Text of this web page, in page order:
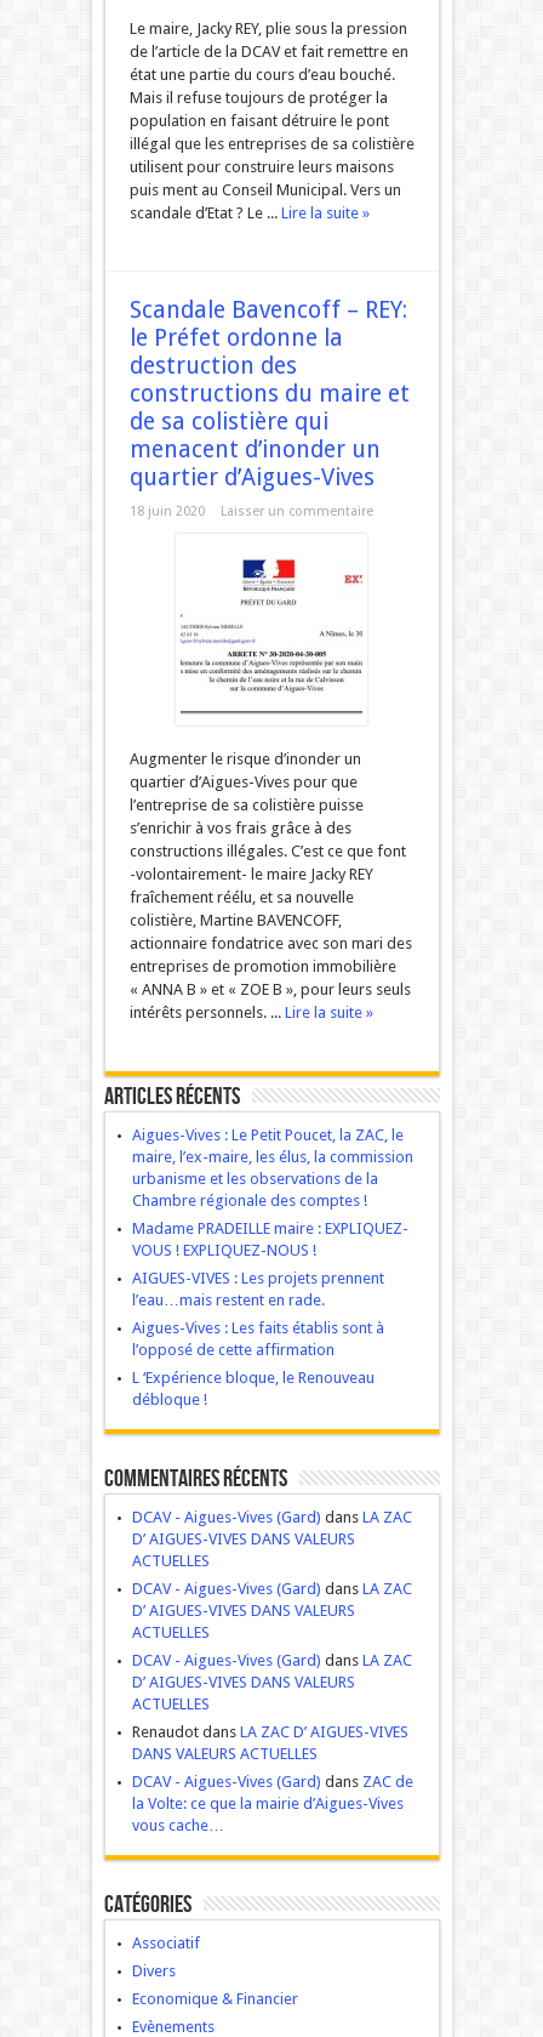
Le maire, Jacky REY, plie sous la pression
de l’article de la DCAV et fait remettre en
état une partie du cours d’eau bouché.
Mais il refuse toujours de protéger la
population en faisant détruire le pont
illégal que les entreprises de sa colistière
utilisent pour construire leurs maisons
puis ment au Conseil Municipal. Vers un
scandale d’Etat ? Le ... Lire la suite »
Scandale Bavencoff – REY:
le Préfet ordonne la
destruction des
constructions du maire et
de sa colistière qui
menacent d’inonder un
quartier d’Aigues-Vives
18 juin 2020 Laisser un commentaire
Augmenter le risque d’inonder un
quartier d’Aigues-Vives pour que
l’entreprise de sa colistière puisse
s’enrichir à vos frais grâce à des
constructions illégales. C’est ce que font
-volontairement- le maire Jacky REY
fraîchement réélu, et sa nouvelle
colistière, Martine BAVENCOFF,
actionnaire fondatrice avec son mari des
entreprises de promotion immobilière
« ANNA B » et « ZOE B », pour leurs seuls
intérêts personnels. ... Lire la suite »
Articles récents
Aigues-Vives : Le Petit Poucet, la ZAC, le
maire, l’ex-maire, les élus, la commission
urbanisme et les observations de la
Chambre régionale des comptes !
Madame PRADEILLE maire : EXPLIQUEZ-
VOUS ! EXPLIQUEZ-NOUS !
AIGUES-VIVES : Les projets prennent
l’eau…mais restent en rade.
Aigues-Vives : Les faits établis sont à
l’opposé de cette affirmation
L ‘Expérience bloque, le Renouveau
débloque !
Commentaires récents
DCAV - Aigues-Vives (Gard) dans LA ZAC
D’ AIGUES-VIVES DANS VALEURS
ACTUELLES
DCAV - Aigues-Vives (Gard) dans LA ZAC
D’ AIGUES-VIVES DANS VALEURS
ACTUELLES
DCAV - Aigues-Vives (Gard) dans LA ZAC
D’ AIGUES-VIVES DANS VALEURS
ACTUELLES
Renaudot dans LA ZAC D’ AIGUES-VIVES
DANS VALEURS ACTUELLES
DCAV - Aigues-Vives (Gard) dans ZAC de
la Volte: ce que la mairie d’Aigues-Vives
vous cache…
Catégories
Associatif
Divers
Economique & Financier
Evènements